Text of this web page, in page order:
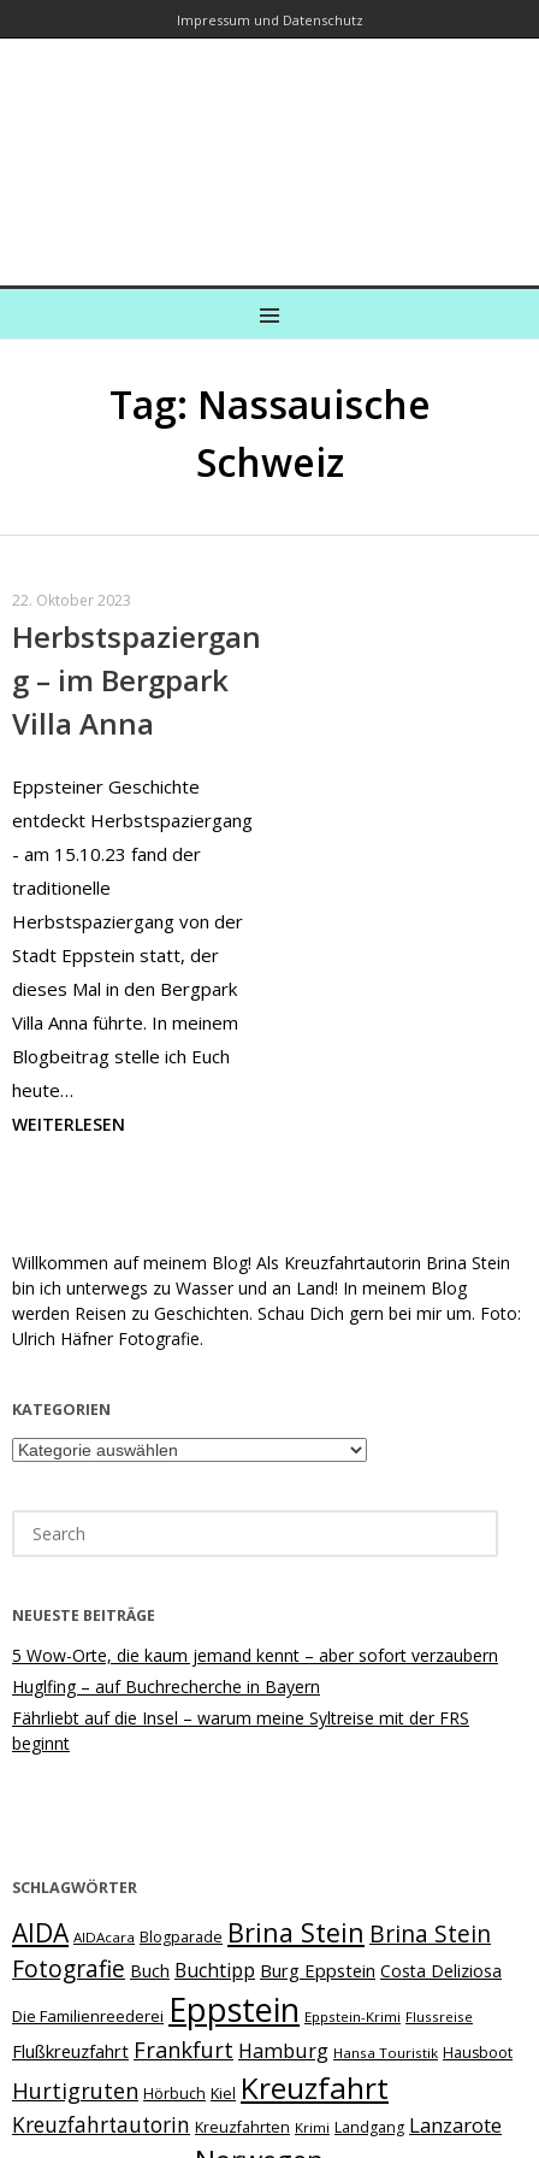
Impressum und Datenschutz
MENU
Tag: Nassauische
Schweiz
22. Oktober 2023
Herbstspaziergan
g – im Bergpark
Villa Anna
Eppsteiner Geschichte
entdeckt Herbstspaziergang
- am 15.10.23 fand der
traditionelle
Herbstspaziergang von der
Stadt Eppstein statt, der
dieses Mal in den Bergpark
Villa Anna führte. In meinem
Blogbeitrag stelle ich Euch
heute…
WEITERLESEN
Willkommen auf meinem Blog! Als Kreuzfahrtautorin Brina Stein
bin ich unterwegs zu Wasser und an Land! In meinem Blog
werden Reisen zu Geschichten. Schau Dich gern bei mir um. Foto:
Ulrich Häfner Fotografie.
KATEGORIEN
Kategorien
for:
NEUESTE BEITRÄGE
5 Wow-Orte, die kaum jemand kennt – aber sofort verzaubern
Huglfing – auf Buchrecherche in Bayern
Fährliebt auf die Insel – warum meine Syltreise mit der FRS
beginnt
SCHLAGWÖRTER
AIDA AIDAcara Blogparade Brina Stein Brina Stein
Fotografie Buch Buchtipp Burg Eppstein Costa Deliziosa
Die Familienreederei Eppstein Eppstein-Krimi Flussreise
Flußkreuzfahrt Frankfurt Hamburg Hansa Touristik Hausboot
Hurtigruten Hörbuch Kiel Kreuzfahrt
Kreuzfahrtautorin Kreuzfahrten Krimi Landgang Lanzarote